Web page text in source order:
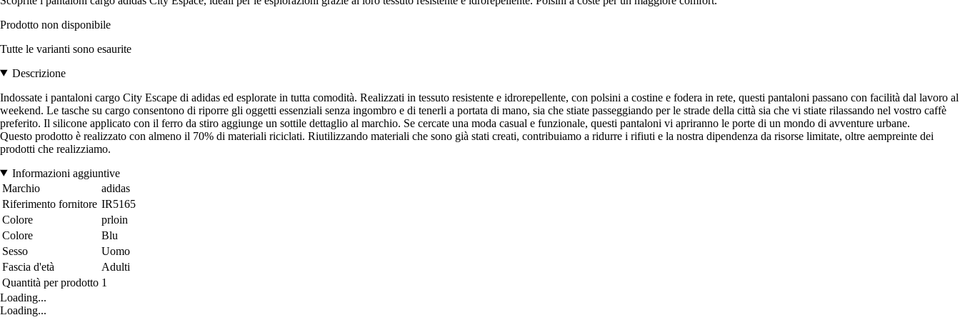
Prodotto non disponibile
Tutte le varianti sono esaurite
Descrizione
Indossate i pantaloni cargo City Escape di adidas ed esplorate in tutta comodità. Realizzati in tessuto resistente e idrorepellente, con polsini a costine e fodera in rete, questi pantaloni passano con facilità dal lavoro al
weekend. Le tasche su cargo consentono di riporre gli oggetti essenziali senza ingombro e di tenerli a portata di mano, sia che stiate passeggiando per le strade della città sia che vi stiate rilassando nel vostro caffè
preferito. Il silicone applicato con il ferro da stiro aggiunge un sottile dettaglio al marchio. Se cercate una moda casual e funzionale, questi pantaloni vi apriranno le porte di un mondo di avventure urbane.
Questo prodotto è realizzato con almeno il 70% di materiali riciclati. Riutilizzando materiali che sono già stati creati, contribuiamo a ridurre i rifiuti e la nostra dipendenza da risorse limitate, oltre aempreinte dei
prodotti che realizziamo.
Informazioni aggiuntive
Marchio
adidas
Riferimento fornitore IR5165
Colore
prloin
Colore
Blu
Sesso
Uomo
Fascia d'età
Adulti
Quantità per prodotto 1
Loading...
Loading...